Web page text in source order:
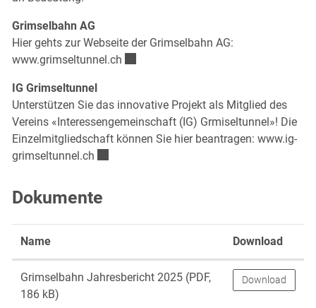
Grimselbahn AG
Hier gehts zur Webseite der Grimselbahn AG:
www.grimseltunnel.ch
IG Grimseltunnel
Unterstützen Sie das innovative Projekt als Mitglied des
Vereins «Interessengemeinschaft (IG) Grmiseltunnel»! Die
Einzelmitgliedschaft können Sie hier beantragen: www.ig-
grimseltunnel.ch
Dokumente
Name Download
Grimselbahn Jahresbericht 2025 (PDF,
186 kB)
Download